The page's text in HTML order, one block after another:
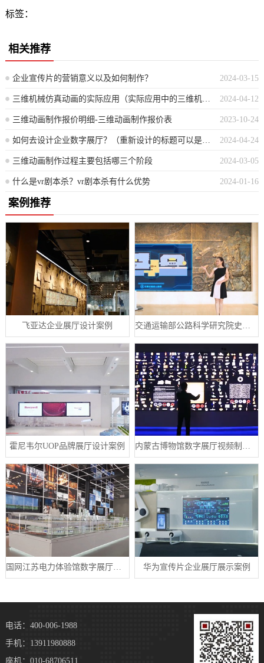
标签：
相关推荐
2024-03-15
企业宣传片的营销意义以及如何制作？
2024-04-12
三维机械仿真动画的实际应用（实际应用中的三维机械模拟动画）
2023-10-24
三维动画制作报价明细-三维动画制作报价表
2024-04-24
如何去设计企业数字展厅？（重新设计的标题可以是：设计企业数字展厅的步骤与考虑因素）
2024-03-05
三维动画制作过程主要包括哪三个阶段
2024-01-16
什么是vr剧本杀？vr剧本杀有什么优势
案例推荐
飞亚达企业展厅设计案例
霍尼韦尔UOP品牌展厅设计案例 内蒙古博物馆数字展厅视频制作宣传片案例
国网江苏电力体验馆数字展厅案例 华为宣传片企业展厅展示案例
电话：400-006-1988
手机：13911980888
座机：010-68706511